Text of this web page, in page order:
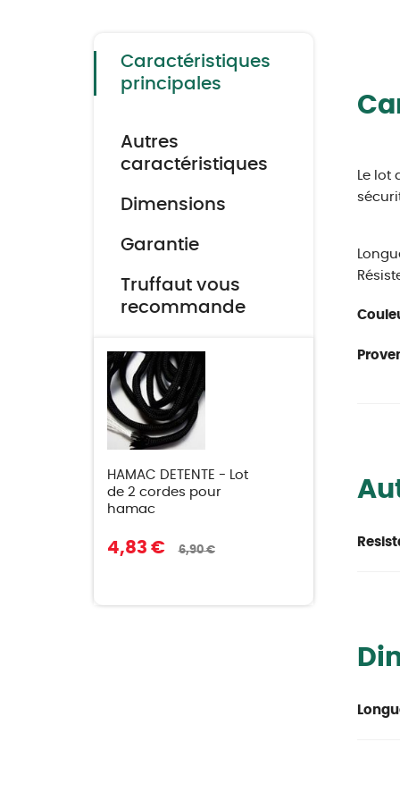
the
imagesCaractéristiques
principales
Autres
caractéristiques
Dimensions
Garantie
Truffaut vous
recommande
HAMAC DETENTE - Lot
de 2 cordes pour
hamac
4,83 € 6,90 €
Le lot